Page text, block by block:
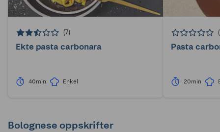
(7)
Ekte pasta carbonara
40min Enkel
Pasta
20min
Bolognese oppskrifter